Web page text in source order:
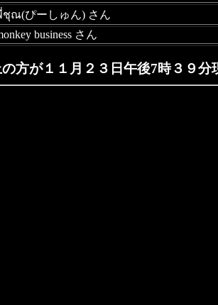
ณ(ぴーしゅん) さん
business さん
の方が１１月２３日午後7時３